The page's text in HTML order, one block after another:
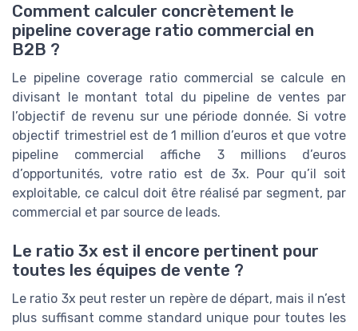
Comment calculer concrètement le
pipeline coverage ratio commercial en
B2B ?
Le pipeline coverage ratio commercial se calcule en
divisant le montant total du pipeline de ventes par
l’objectif de revenu sur une période donnée. Si votre
objectif trimestriel est de 1 million d’euros et que votre
pipeline commercial affiche 3 millions d’euros
d’opportunités, votre ratio est de 3x. Pour qu’il soit
exploitable, ce calcul doit être réalisé par segment, par
commercial et par source de leads.
Le ratio 3x est il encore pertinent pour
toutes les équipes de vente ?
Le ratio 3x peut rester un repère de départ, mais il n’est
plus suffisant comme standard unique pour toutes les